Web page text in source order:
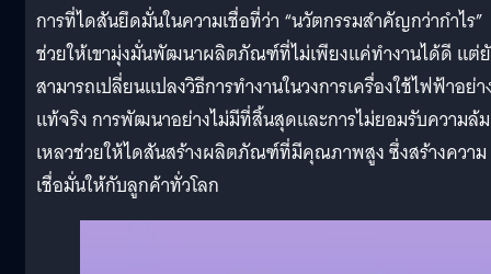
การที่ไดสันยึดมั่นในความเชื่อที่ว่า “นวัตกรรมสำคัญกว่ากำไร”
ช่วยให้เขามุ่งมั่นพัฒนาผลิตภัณฑ์ที่ไม่เพียงแค่ทำงานได้ดี แต่
สามารถเปลี่ยนแปลงวิธีการทำงานในวงการเครื่องใช้ไฟฟ้าอย่า
แท้จริง การพัฒนาอย่างไม่มีที่สิ้นสุดและการไม่ยอมรับความล้ม
เหลวช่วยให้ไดสันสร้างผลิตภัณฑ์ที่มีคุณภาพสูง ซึ่งสร้างความ
เชื่อมั่นให้กับลูกค้าทั่วโลก